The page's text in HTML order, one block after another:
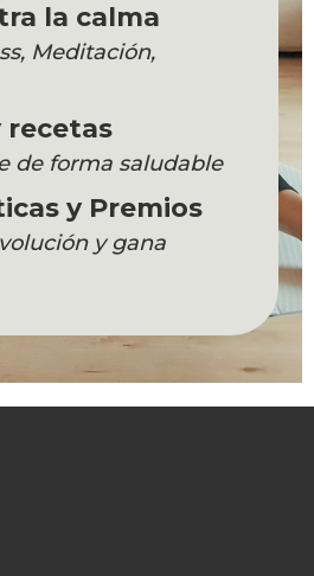
la calma
Meditación,
recetas
de forma saludable
y Premios
y gana